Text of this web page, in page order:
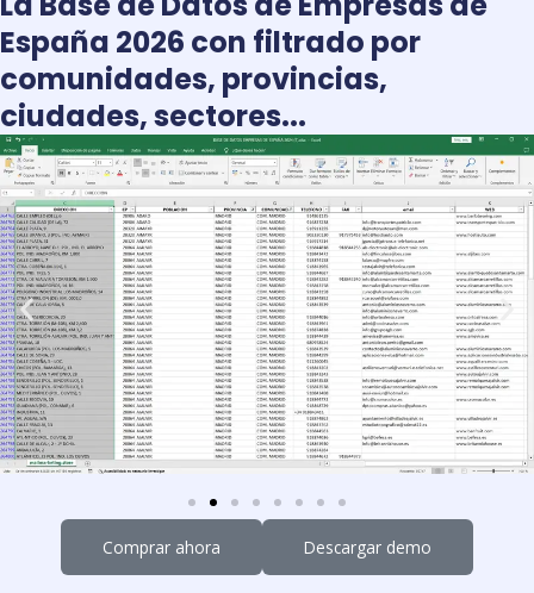
España 2026 con filtrado por
comunidades, provincias,
ciudades, sectores...
Comprar ahora Descargar demo